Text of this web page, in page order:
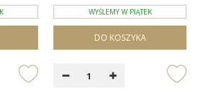
WYŚLEMY W PIĄTEK
DO KOSZYKA